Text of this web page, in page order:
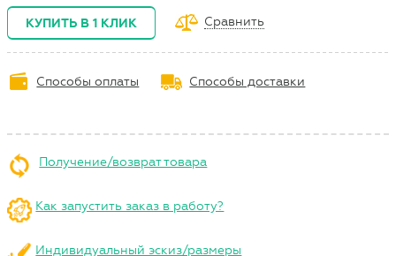
КУПИТЬ В 1 КЛИК Сравнить
Способы оплаты Способы доставки
Получение/возврат товара
Как запустить заказ в работу?
Индивидуальный эскиз/размеры